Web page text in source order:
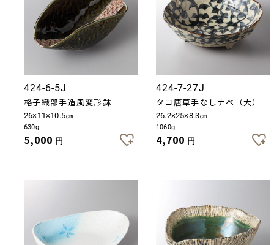
424-6-5J
格子織部手造風変形鉢
26×11×10.5㎝
630g
5,000 円
424-7-27J
タコ唐草手なしナベ（大）
26.2×25×8.3㎝
1060g
4,700 円